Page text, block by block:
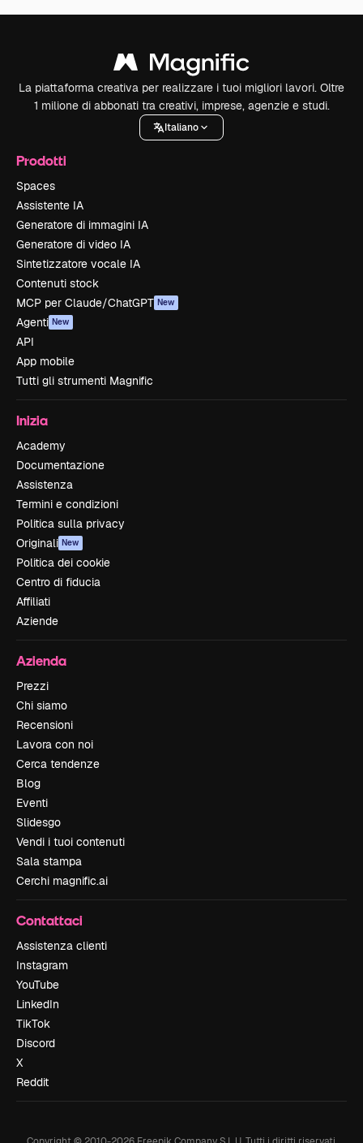
La piattaforma creativa per realizzare i tuoi migliori lavori. Oltre
1 milione di abbonati tra creativi, imprese, agenzie e studi.
Italiano
Prodotti
Spaces
Assistente IA
Generatore di immagini IA
Generatore di video IA
Sintetizzatore vocale IA
Contenuti stock
MCP per Claude/ChatGPT New
Agenti New
API
App mobile
Tutti gli strumenti Magnific
Inizia
Academy
Documentazione
Assistenza
Termini e condizioni
Politica sulla privacy
Originali New
Politica dei cookie
Centro di fiducia
Affiliati
Aziende
Azienda
Prezzi
Chi siamo
Recensioni
Lavora con noi
Cerca tendenze
Blog
Eventi
Slidesgo
Vendi i tuoi contenuti
Sala stampa
Cerchi magnific.ai
Contattaci
Assistenza clienti
Instagram
YouTube
LinkedIn
TikTok
Discord
X
Reddit